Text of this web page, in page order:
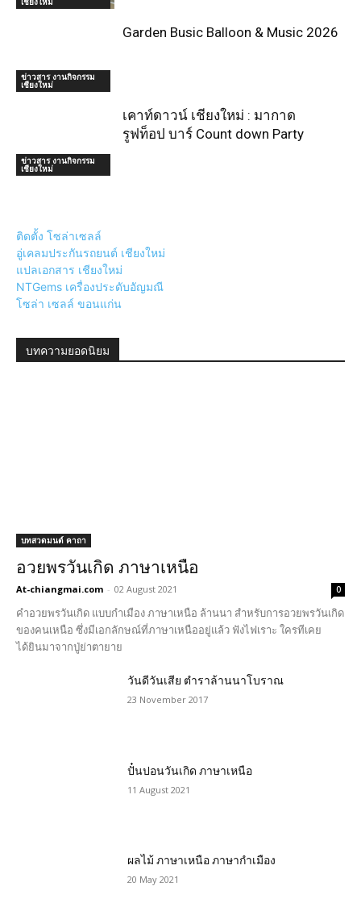
ข่าวสาร งานกิจกรรม
เชียงใหม่
Garden Busic Balloon & Music 2026
ข่าวสาร งานกิจกรรม
เชียงใหม่
เคาท์ดาวน์ เชียงใหม่ : มากาด
รูฟท็อป บาร์ Count down Party
ติดตั้ง โซล่าเซลล์
อู่เคลมประกันรถยนต์ เชียงใหม่
แปลเอกสาร เชียงใหม่
NTGems เครื่องประดับอัญมณี
โซล่า เซลล์ ขอนแก่น
บทความยอดนิยม
บทสวดมนต์ คาถา
อวยพรวันเกิด ภาษาเหนือ
At-chiangmai.com - 02 August 2021 0
คำอวยพรวันเกิด แบบกำเมือง ภาษาเหนือ ล้านนา สำหรับการอวยพรวันเกิด
ของคนเหนือ ซึ่งมีเอกลักษณ์ที่ภาษาเหนืออยู่แล้ว ฟังไฟเราะ ใครทีเคย
ได้ยินมาจากปู่ย่าตายาย
วันดีวันเสีย ตำราล้านนาโบราณ
23 November 2017
ปั๋นปอนวันเกิด ภาษาเหนือ
11 August 2021
ผลไม้ ภาษาเหนือ ภาษากำเมือง
20 May 2021